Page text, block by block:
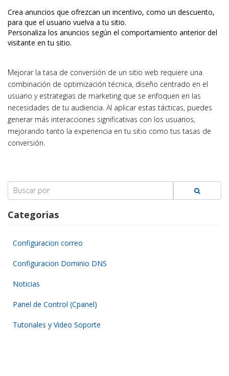
Crea anuncios que ofrezcan un incentivo, como un descuento,
para que el usuario vuelva a tu sitio.
Personaliza los anuncios según el comportamiento anterior del
visitante en tu sitio.
Mejorar la tasa de conversión de un sitio web requiere una
combinación de optimización técnica, diseño centrado en el
usuario y estrategias de marketing que se enfoquen en las
necesidades de tu audiencia. Al aplicar estas tácticas, puedes
generar más interacciones significativas con los usuarios,
mejorando tanto la experiencia en tu sitio como tus tasas de
conversión.
Search
for:
Categorias
Configuracion correo
Configuracion Dominio DNS
Noticias
Panel de Control (Cpanel)
Tutoriales y Video Soporte